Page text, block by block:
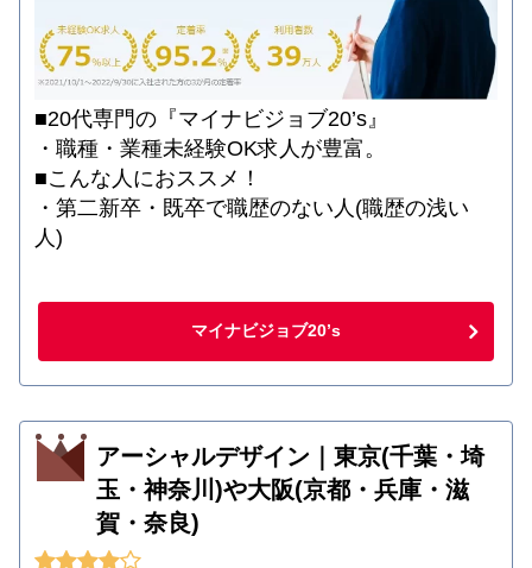
■20代専門の『マイナビジョブ20’s』
・職種・業種未経験OK求人が豊富。
■こんな人におススメ！
・第二新卒・既卒で職歴のない人(職歴の浅い
人)
マイナビジョブ20’s
アーシャルデザイン｜東京(千葉・埼
玉・神奈川)や大阪(京都・兵庫・滋
賀・奈良)